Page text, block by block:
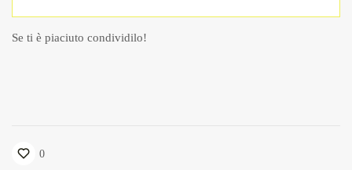
Se ti è piaciuto condividilo!
0